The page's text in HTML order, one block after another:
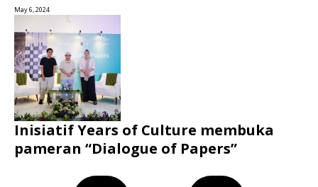
May 6, 2024
Inisiatif Years of Culture membuka
pameran “Dialogue of Papers”